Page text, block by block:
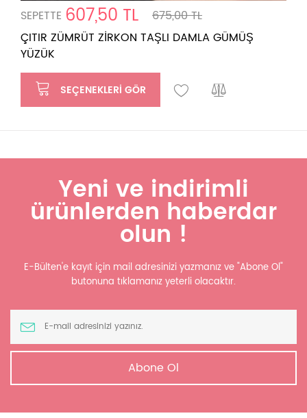
SEPETTE 607,50 TL
675,00 TL
ÇITIR ZÜMRÜT ZİRKON TAŞLI DAMLA GÜMÜŞ
YÜZÜK
SEÇENEKLERI GÖR
Yeni ve indirimli
ürünlerden haberdar
olun !
E-Bülten'e kayıt için mail adresinizi yazmanız ve "Abone Ol"
butonuna tıklamanız yeterli olacaktır.
Abone Ol